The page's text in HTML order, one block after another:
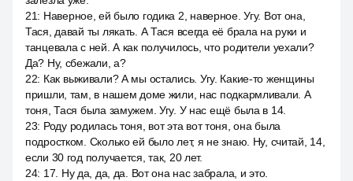
21: Наверное, ей было годика 2, наверное. Угу. Вот она,
Тася, давай ты лякать. А Тася всегда её брала на руки и
танцевала с ней. А как получилось, что родители уехали?
Да? Ну, сбежали, а?
22: Как выживали? А мы остались. Угу. Какие-то женщины
пришли, там, в нашем доме жили, нас подкармливали. А
тоня, Тася была замужем. Угу. У нас ещё была в 14.
23: Роду родилась тоня, вот эта вот тоня, она была
подростком. Сколько ей было лет, я не знаю. Ну, считай, 14,
если 30 год получается, так, 20 лет.
24: 17. Ну да, да, да. Вот она нас забрала, и это.